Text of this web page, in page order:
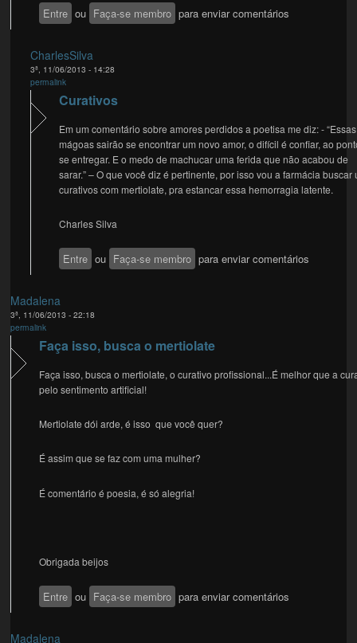
Entre ou Faça-se membro para enviar comentários
CharlesSilva
3ª, 11/06/2013 - 14:28
permalink
Curativos
Em um comentário sobre amores perdidos a poetisa me diz: - “Essas
mágoas sairão se encontrar um novo amor, o difícil é confiar, ao
se entregar. E o medo de machucar uma ferida que não acabou de
sarar.” – O que você diz é pertinente, por isso vou a farmácia buscar
curativos com mertiolate, pra estancar essa hemorragia latente.
Charles Silva
Entre ou Faça-se membro para enviar comentários
Madalena
3ª, 11/06/2013 - 22:18
permalink
Faça isso, busca o mertiolate
Faça isso, busca o mertiolate, o curativo profissional...É melhor que a
pelo sentimento artificial!
Mertiolate dói arde, é isso que você quer?
É assim que se faz com uma mulher?
É comentário é poesia, é só alegria!
Obrigada beijos
Entre ou Faça-se membro para enviar comentários
Madalena